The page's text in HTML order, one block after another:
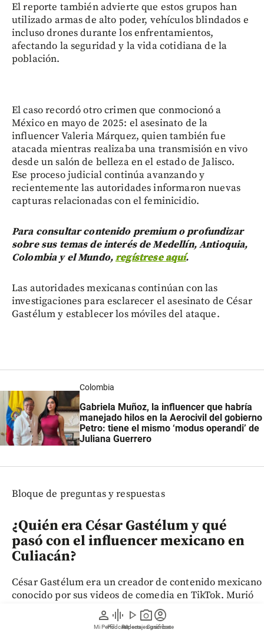
person
Mi Perfil
graphic_eq
Pódcast
play_arrow
Videos
photo_camera
Reportajes gráficos
account_circle
Suscríbete
El reporte también advierte que estos grupos han
utilizado armas de alto poder, vehículos blindados e
incluso drones durante los enfrentamientos,
afectando la seguridad y la vida cotidiana de la
población.
El caso recordó otro crimen que conmocionó a
México en mayo de 2025: el asesinato de la
influencer Valeria Márquez, quien también fue
atacada mientras realizaba una transmisión en vivo
desde un salón de belleza en el estado de Jalisco.
Ese proceso judicial continúa avanzando y
recientemente las autoridades informaron nuevas
capturas relacionadas con el feminicidio.
Para consultar contenido premium o profundizar
sobre sus temas de interés de Medellín, Antioquia,
Colombia y el Mundo,regístrese aquí.
Las autoridades mexicanas continúan con las
investigaciones para esclarecer el asesinato de César
Gastélum y establecer los móviles del ataque.
Colombia
Gabriela Muñoz, la influencer que habría
manejado hilos en la Aerocivil del gobierno
Petro: tiene el mismo ‘modus operandi’ de
Juliana Guerrero
Bloque de preguntas y respuestas
¿Quién era César Gastélum y qué
pasó con el influencer mexicano en
Culiacán?
César Gastélum era un creador de contenido mexicano
conocido por sus videos de comedia en TikTok. Murió
tras ser atacado a tiros mientras realizaba una
transmisión en vivo en Culiacán, un caso que las